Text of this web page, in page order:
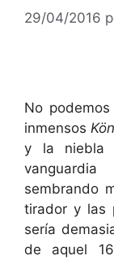
29/04/2016
No
inmensos
y la niebla
sembrando
tirador y las
sería
de aquel